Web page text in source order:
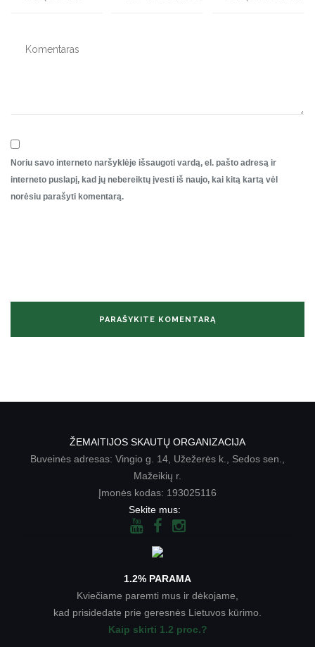
Noriu savo interneto naršyklėje išsaugoti vardą, el. pašto adresą ir
interneto puslapį, kad jų nebereiktų įvesti iš naujo, kai kitą kartą vėl
norėsiu parašyti komentarą.
ŽEMAITIJOS SKAUTŲ ORGANIZACIJA
Buveinės adresas: Vingio g. 14, Užežerės k., Sedos sen.,
Mažeikių r.
Įmonės kodas: 193025116
Sekite mus:
1.2% PARAMA
Kviečiame paremti mus ir dėkojame,
kad prisidedate prie geresnės Lietuvos kūrimo.
Kaip skirti 1.2 proc.?